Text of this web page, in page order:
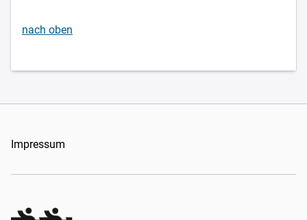
nach oben
Impressum
Organizers Schweiz GmbH